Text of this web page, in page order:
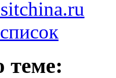
теме: